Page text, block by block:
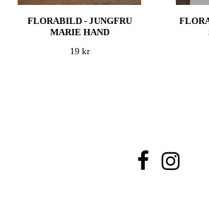
FLORABILD - JUNGFRU
MARIE HAND
19 kr